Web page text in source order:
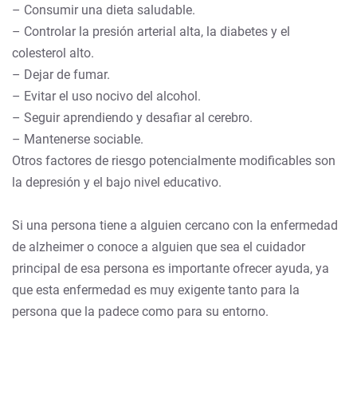
– Consumir una dieta saludable.
– Controlar la presión arterial alta, la diabetes y el
colesterol alto.
– Dejar de fumar.
– Evitar el uso nocivo del alcohol.
– Seguir aprendiendo y desafiar al cerebro.
– Mantenerse sociable.
Otros factores de riesgo potencialmente modificables son
la depresión y el bajo nivel educativo.
Si una persona tiene a alguien cercano con la enfermedad
de alzheimer o conoce a alguien que sea el cuidador
principal de esa persona es importante ofrecer ayuda, ya
que esta enfermedad es muy exigente tanto para la
persona que la padece como para su entorno.